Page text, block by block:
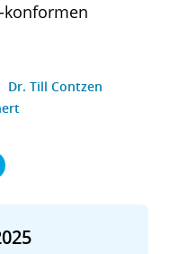
konformen
Dr. Till Contzen